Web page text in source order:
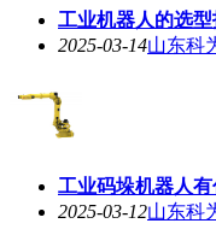
工业机器人的选
2025-03-14山东科
工业码垛机器人
2025-03-12山东科